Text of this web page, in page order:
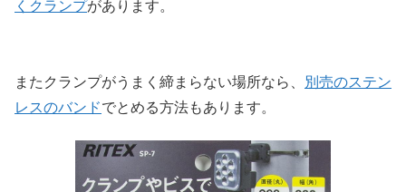
くクランプがあります。
またクランプがうまく締まらない場所なら、
別売のステン
レスのバンドでとめる方法もあります。